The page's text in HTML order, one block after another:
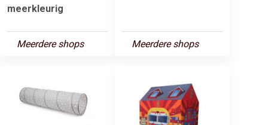
meerkleurig
Meerdere shops Meerdere shops